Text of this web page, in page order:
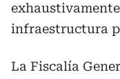
infraestructura
La Fiscalía